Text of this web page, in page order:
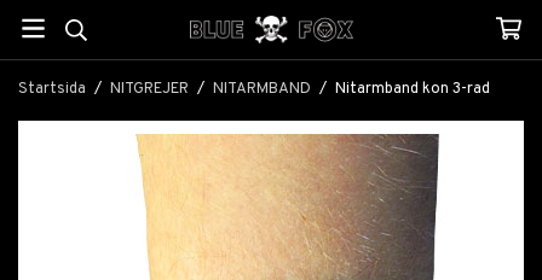
Startsida / NITGREJER / NITARMBAND / Nitarmband kon 3-rad